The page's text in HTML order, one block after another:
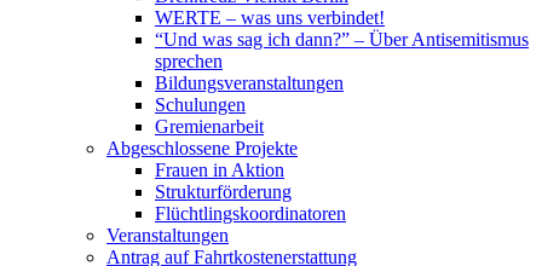
WERTE – was uns verbindet!
“Und was sag ich dann?” – Über Antisemitismus
sprechen
Bildungsveranstaltungen
Schulungen
Gremienarbeit
Abgeschlossene Projekte
Frauen in Aktion
Strukturförderung
Flüchtlingskoordinatoren
Veranstaltungen
Antrag auf Fahrtkostenerstattung